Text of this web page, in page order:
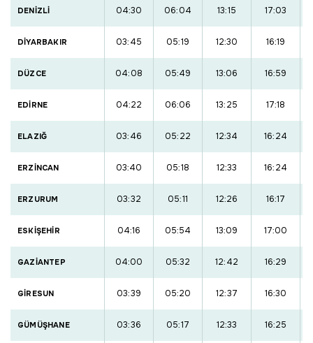
DENİZLİ 04:30 06:04 13:15 17:03
DİYARBAKIR 03:45 05:19 12:30 16:19
DÜZCE 04:08 05:49 13:06 16:59
EDİRNE 04:22 06:06 13:25 17:18
ELAZIĞ 03:46 05:22 12:34 16:24
ERZİNCAN 03:40 05:18 12:33 16:24
ERZURUM 03:32 05:11 12:26 16:17
ESKİŞEHİR 04:16 05:54 13:09 17:00
GAZİANTEP 04:00 05:32 12:42 16:29
GİRESUN 03:39 05:20 12:37 16:30
GÜMÜŞHANE 03:36 05:17 12:33 16:25